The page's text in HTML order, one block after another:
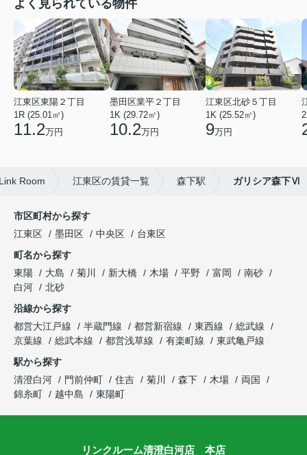
よく見られている物件
江東区東陽２丁目
1R (25.01㎡)
11.2万円
墨田区業平２丁目
1K (29.72㎡)
10.2万円
江東区北砂５丁目
1K (25.52㎡)
9万円
Room 江東区の賃貸一覧 森下駅 ガリシア森下Ⅵ
市区町村から探す
江東区
墨田区 中央区
台東区
町名から探す
東陽
大島 菊川 新大橋 木場 平野 富岡
南砂
白河
北砂
沿線から探す
都営大江戸線
半蔵門線 都営新宿線 東西線
総武線
京葉線
総武本線 都営浅草線 有楽町線
東武亀戸線
駅から探す
清澄白河
門前仲町 住吉 菊川 森下 木場
両国
錦糸町
越中島 東陽町
リンクルーム清澄白河店 本店